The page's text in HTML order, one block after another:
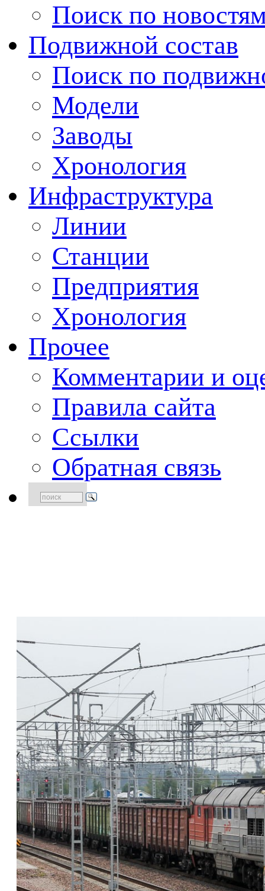
Поиск по
Подвижной состав
Поиск по
Модели
Заводы
Хронология
Инфраструктура
Линии
Станции
Предприятия
Хронология
Прочее
Комментарии и
Правила сайта
Ссылки
Обратная связь